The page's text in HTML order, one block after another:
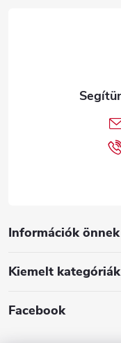
Információk önnek
Kiemelt kategóriák
Facebook